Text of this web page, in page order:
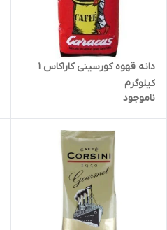
دانه قهوه کورسینی کاراکاس ۱
کیلوگرم
ناموجود